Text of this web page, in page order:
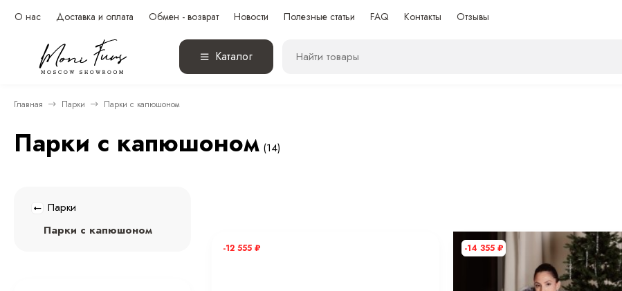
О нас Доставка и оплата Обмен - возврат Новости Полезные статьи FAQ Контакты Отзывы
Каталог
Главная Парки Парки с капюшоном
Парки с капюшоном (14)
-12 555 ₽ -14 355₽
Парки
Парки с капюшоном